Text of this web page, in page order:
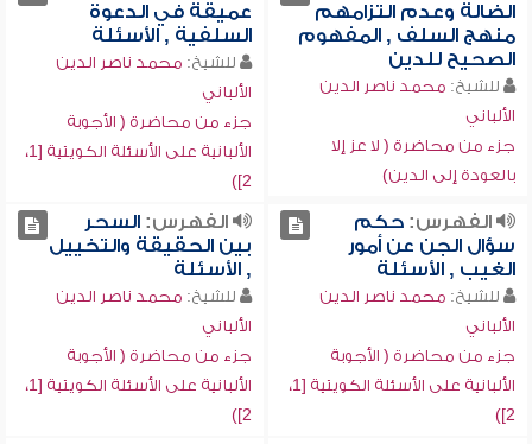
الضالة وعدم التزامهم
منهج السلف , المفهوم
الصحيح للدين
للشيخ: محمد ناصر الدين
الألباني
جزء من محاضرة ( لا عز إلا
بالعودة إلى الدين)
عميقة في الدعوة
السلفية , الأسئلة
للشيخ: محمد ناصر الدين
الألباني
جزء من محاضرة ( الأجوبة
الألبانية على الأسئلة الكويتية [1،
2])
الفهرس:حكم
سؤال الجن عن أمور
الغيب , الأسئلة
للشيخ: محمد ناصر الدين
الألباني
جزء من محاضرة ( الأجوبة
الألبانية على الأسئلة الكويتية [1،
2])
الفهرس:السحر
بين الحقيقة والتخييل
, الأسئلة
للشيخ: محمد ناصر الدين
الألباني
جزء من محاضرة ( الأجوبة
الألبانية على الأسئلة الكويتية [1،
2])